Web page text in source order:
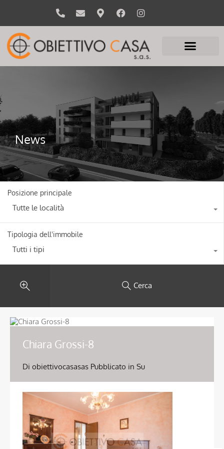
News
Posizione principale
Tutte le località
Tipologia dell'immobile
Tutti i tipi
Cerca
Chiara Grossi-8
Di obiettivocasasas Pubblicato in Su